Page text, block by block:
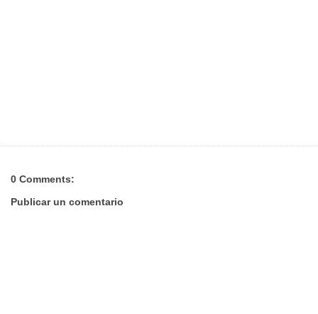
0 Comments:
Publicar un comentario